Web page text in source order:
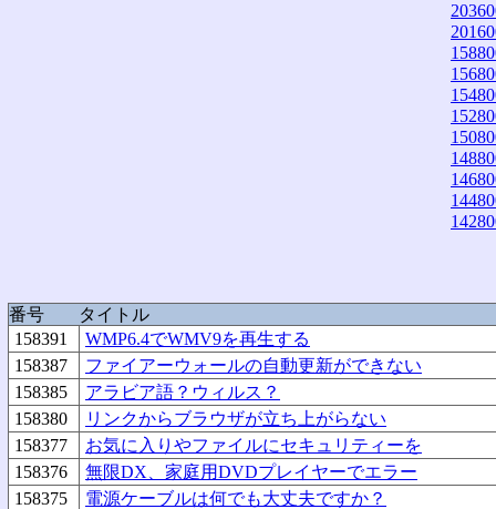
番号
タイトル
158391
WMP6.4でWMV9を再生する
158387
ファイアーウォールの自動更新ができない
158385
アラビア語？ウィルス？
158380
リンクからブラウザが立ち上がらない
158377
お気に入りやファイルにセキュリティーを
158376
無限DX、家庭用DVDプレイヤーでエラー
158375
電源ケーブルは何でも大丈夫ですか？